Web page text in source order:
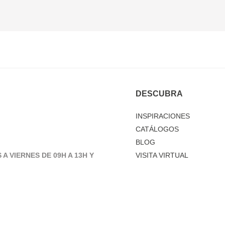
A VIERNES DE 09H A 13H Y
DESCUBRA
INSPIRACIONES
CATÁLOGOS
BLOG
VISITA VIRTUAL